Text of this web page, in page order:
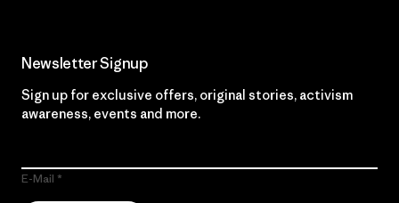
Newsletter Signup
Sign up for exclusive offers, original stories, activism
awareness, events and more.
E-Mail